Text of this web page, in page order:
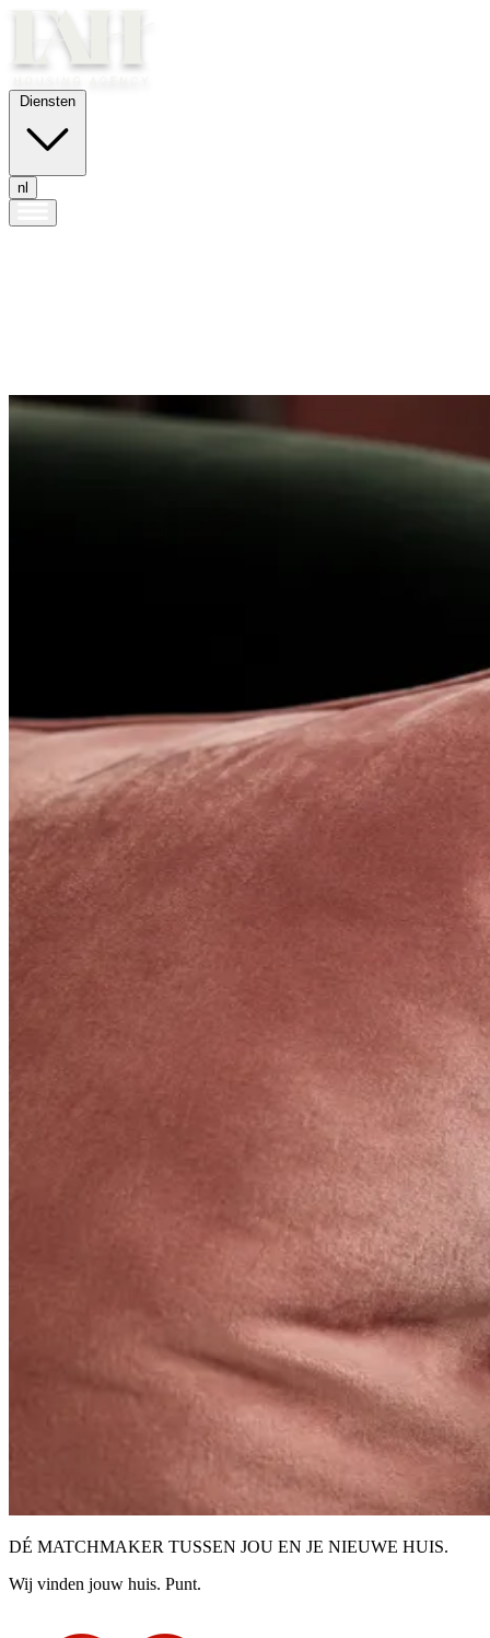
Diensten
nl
DÉ MATCHMAKER TUSSEN JOU EN JE NIEUWE HUIS.
Wij vinden jouw huis. Punt.